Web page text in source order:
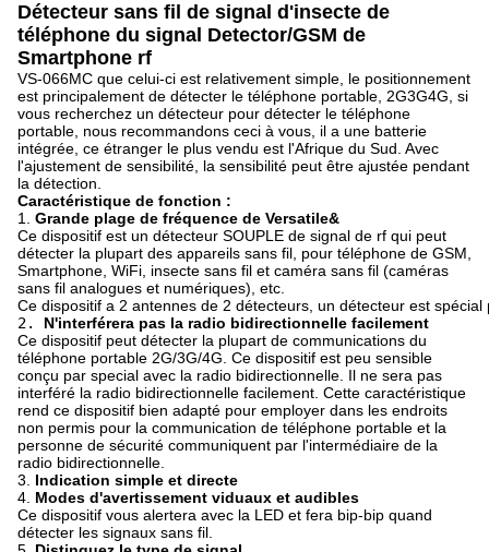
Détecteur sans fil de signal d'insecte de
téléphone du signal Detector/GSM de
Smartphone rf
VS-066MC que celui-ci est relativement simple, le positionnement
est principalement de détecter le téléphone portable, 2G3G4G, si
vous recherchez un détecteur pour détecter le téléphone
portable, nous recommandons ceci à vous, il a une batterie
intégrée, ce étranger le plus vendu est l'Afrique du Sud. Avec
l'ajustement de sensibilité, la sensibilité peut être ajustée pendant
la détection.
Caractéristique de fonction :
1. Grande plage de fréquence de Versatile&
Ce dispositif est un détecteur SOUPLE de signal de rf qui peut
détecter la plupart des appareils sans fil, pour téléphone de GSM,
Smartphone, WiFi, insecte sans fil et caméra sans fil (caméras
sans fil analogues et numériques), etc.
Ce dispositif a 2 antennes de 2 détecteurs, un détecteur est
2. N'interférera pas la radio bidirectionnelle facilement
Ce dispositif peut détecter la plupart de communications du
téléphone portable 2G/3G/4G. Ce dispositif est peu sensible
conçu par special avec la radio bidirectionnelle. Il ne sera pas
interféré la radio bidirectionnelle facilement. Cette caractéristique
rend ce dispositif bien adapté pour employer dans les endroits
non permis pour la communication de téléphone portable et la
personne de sécurité communiquent par l'intermédiaire de la
radio bidirectionnelle.
3. Indication simple et directe
4. Modes d'avertissement viduaux et audibles
Ce dispositif vous alertera avec la LED et fera bip-bip quand
détecter les signaux sans fil.